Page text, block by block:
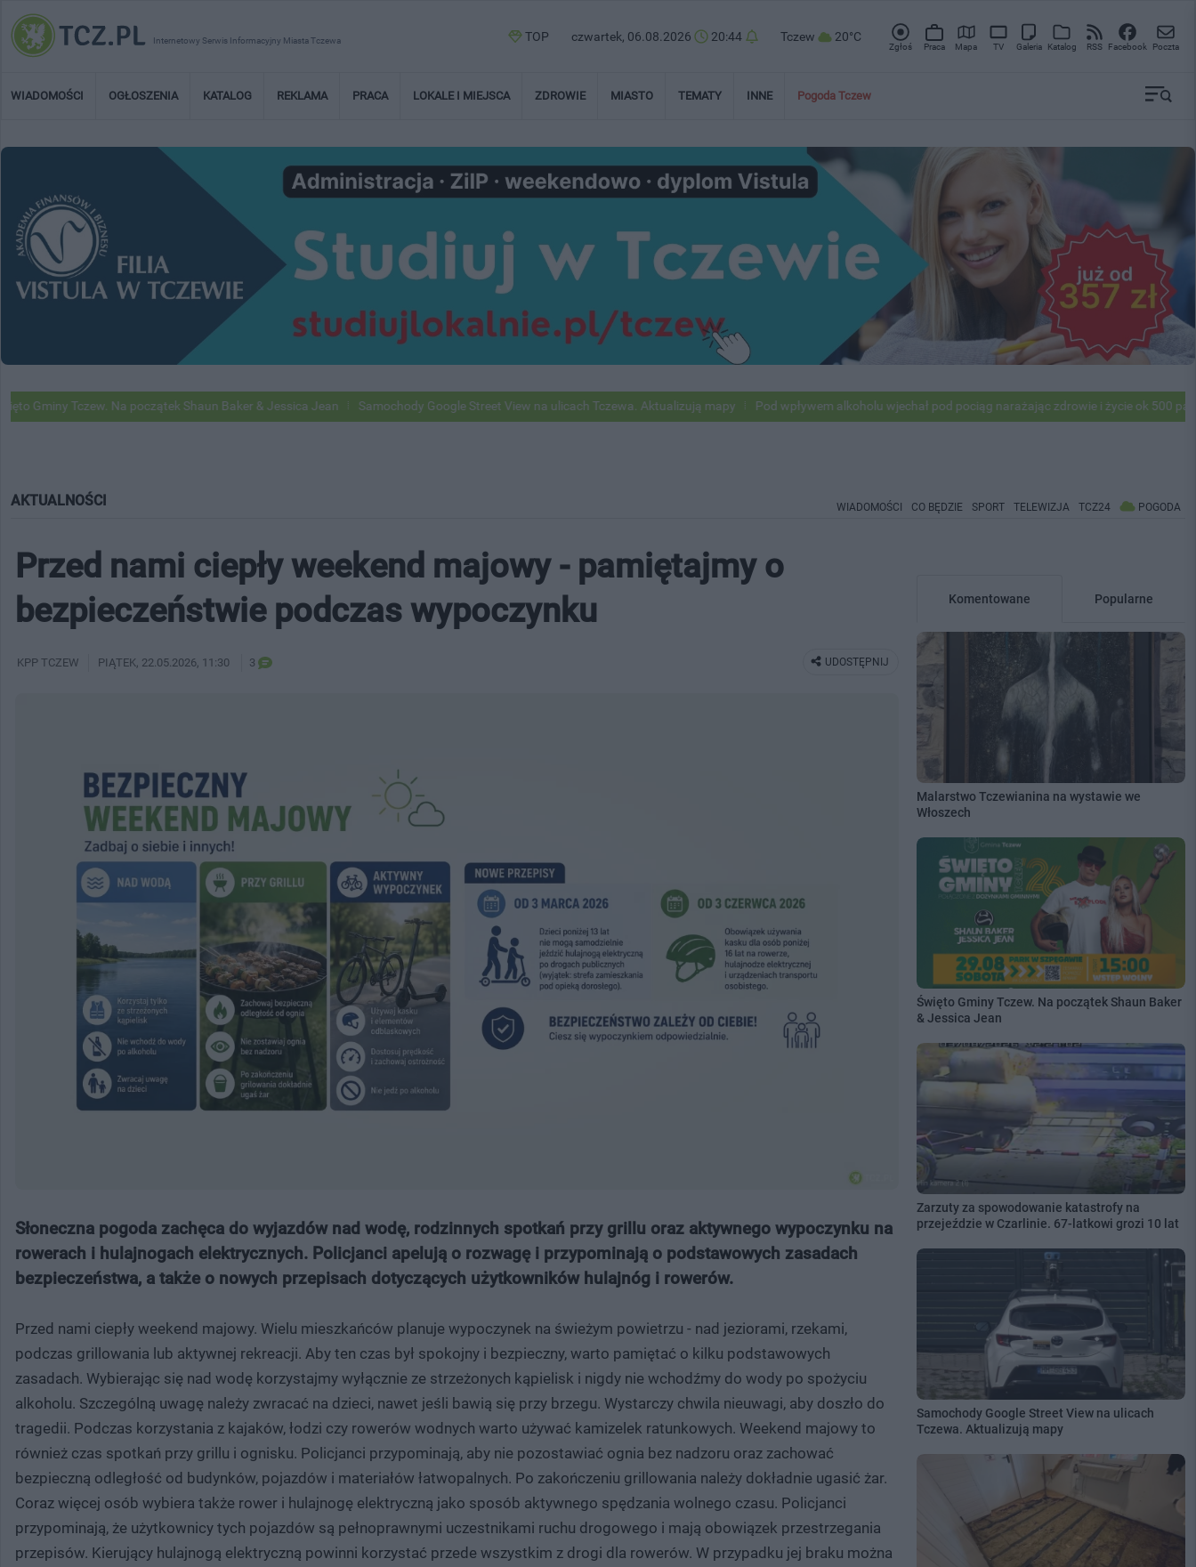
Internetowy Serwis Informacyjny Miasta Tczewa TOP czwartek, 06.08.2026 20:44 Tczew 20°C
Zgłoś Praca Mapa TV Galeria Katalog RSS Facebook Poczta
WIADOMOŚCI OGŁOSZENIA KATALOG REKLAMA PRACA LOKALE I MIEJSCA ZDROWIE MIASTO TEMATY INNE Pogoda Tczew
Tczew. Na początek Shaun Baker & Jessica Jean Samochody Google Street View na ulicach Tczewa. Aktualizują mapy Pod wpływem alkoholu wjechał pod pociąg narażając zdrowie i życie ok 500 pasażerów!
AKTUALNOŚCI WIADOMOŚCI CO BĘDZIE SPORT TELEWIZJA TCZ24 POGODA
Przed nami ciepły weekend majowy - pamiętajmy o
bezpieczeństwie podczas wypoczynku
UDOSTĘPNIJ
KPP TCZEW PIĄTEK , 22.05.2026, 11:30 3
Słoneczna pogoda zachęca do wyjazdów nad wodę, rodzinnych spotkań przy grillu oraz aktywnego wypoczynku na
rowerach i hulajnogach elektrycznych. Policjanci apelują o rozwagę i przypominają o podstawowych zasadach
bezpieczeństwa, a także o nowych przepisach dotyczących użytkowników hulajnóg i rowerów.
Przed nami ciepły weekend majowy. Wielu mieszkańców planuje wypoczynek na świeżym powietrzu - nad jeziorami, rzekami,
podczas grillowania lub aktywnej rekreacji. Aby ten czas był spokojny i bezpieczny, warto pamiętać o kilku podstawowych
zasadach. Wybierając się nad wodę korzystajmy wyłącznie ze strzeżonych kąpielisk i nigdy nie wchodźmy do wody po spożyciu
alkoholu. Szczególną uwagę należy zwracać na dzieci, nawet jeśli bawią się przy brzegu. Wystarczy chwila nieuwagi, aby doszło do
tragedii. Podczas korzystania z kajaków, łodzi czy rowerów wodnych warto używać kamizelek ratunkowych. Weekend majowy to
również czas spotkań przy grillu i ognisku. Policjanci przypominają, aby nie pozostawiać ognia bez nadzoru oraz zachować
bezpieczną odległość od budynków, pojazdów i materiałów łatwopalnych. Po zakończeniu grillowania należy dokładnie ugasić żar.
Coraz więcej osób wybiera także rower i hulajnogę elektryczną jako sposób aktywnego spędzania wolnego czasu. Policjanci
przypominają, że użytkownicy tych pojazdów są pełnoprawnymi uczestnikami ruchu drogowego i mają obowiązek przestrzegania
przepisów. Kierujący hulajnogą elektryczną powinni korzystać przede wszystkim z drogi dla rowerów. W przypadku jej braku można
Komentowane Popularne
Malarstwo Tczewianina na wystawie we
Włoszech
Święto Gminy Tczew. Na początek Shaun Baker
& Jessica Jean
Zarzuty za spowodowanie katastrofy na
przejeździe w Czarlinie. 67-latkowi grozi 10 lat
Samochody Google Street View na ulicach
Tczewa. Aktualizują mapy